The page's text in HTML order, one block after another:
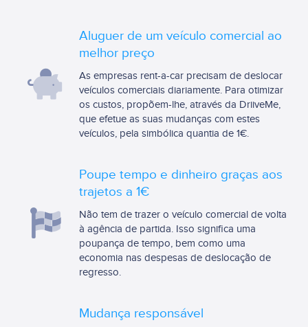
Aluguer de um veículo comercial ao
melhor preço
As empresas rent-a-car precisam de deslocar
veículos comerciais diariamente. Para otimizar
os custos, propõem-lhe, através da DriiveMe,
que efetue as suas mudanças com estes
veículos, pela simbólica quantia de 1€.
Poupe tempo e dinheiro graças aos
trajetos a 1€
Não tem de trazer o veículo comercial de volta
à agência de partida. Isso significa uma
poupança de tempo, bem como uma
economia nas despesas de deslocação de
regresso.
Mudança responsável